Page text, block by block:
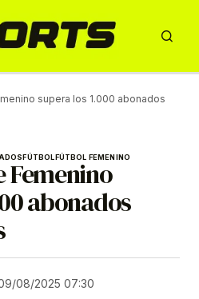
supera los 1.000 abonados
FÚTBOLFÚTBOL FEMENINO
Femenino
abonados
08/2025 07:30